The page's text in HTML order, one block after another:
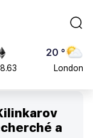
20 °
London
23 °
Brussels
a